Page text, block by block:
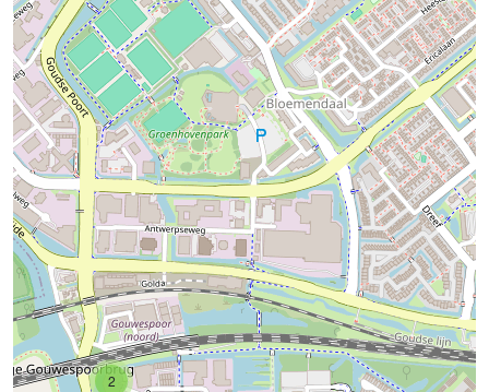
2